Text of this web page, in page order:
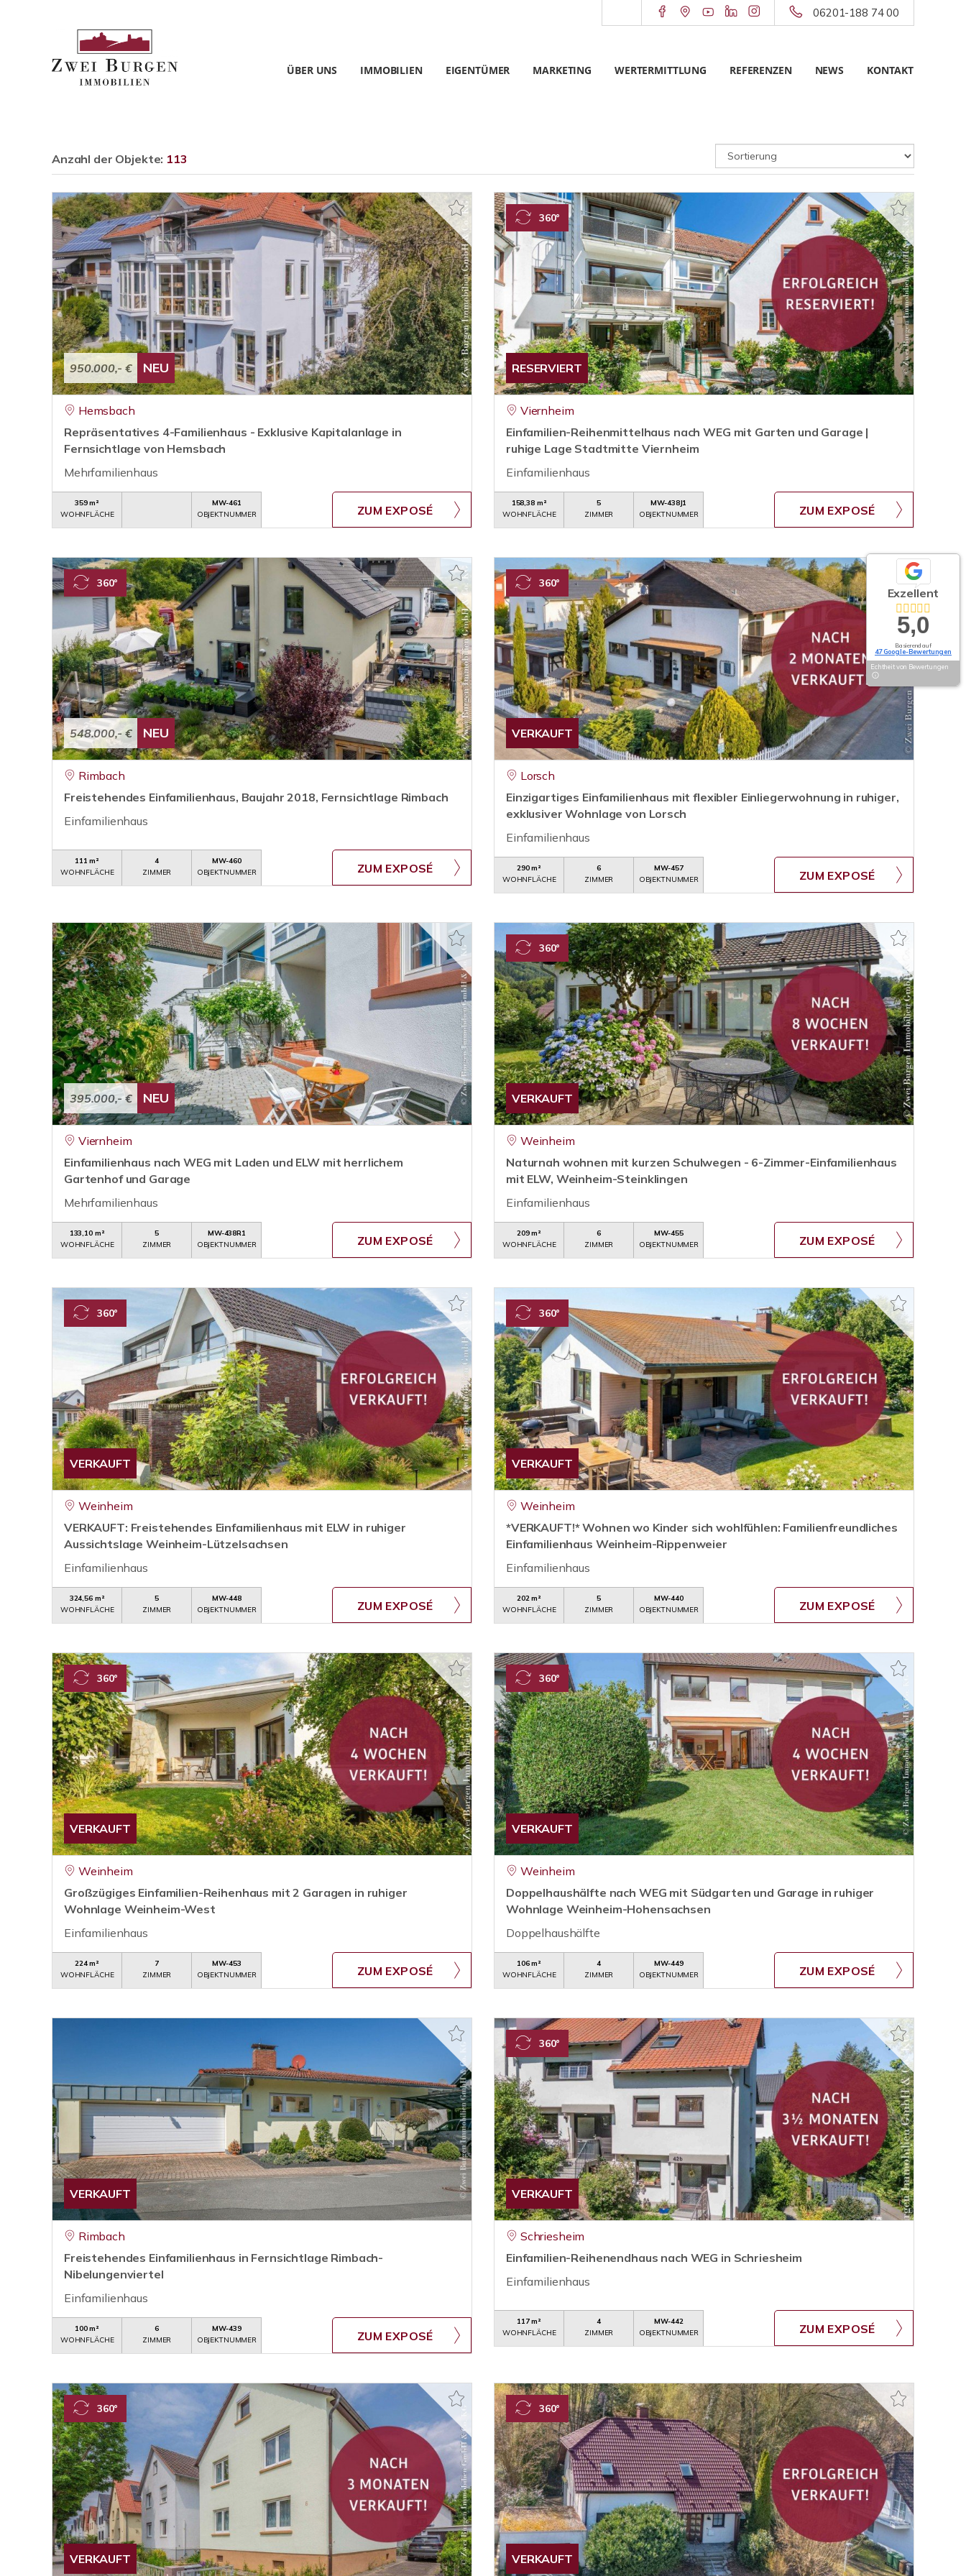
06201-188 74 00
ÜBER UNS IMMOBILIEN EIGENTÜMER MARKETING WERTERMITTLUNG REFERENZEN NEWS KONTAKT
Anzahl der Objekte: 113
950.000,- € NEU
Hemsbach
Repräsentatives 4-Familienhaus - Exklusive Kapitalanlage in
Fernsichtlage von Hemsbach
Mehrfamilienhaus
359 m²
WOHNFLÄCHE
MW-461
OBJEKTNUMMER
ZUM EXPOSÉ
RESERVIERT
360°
Viernheim
Einfamilien-Reihenmittelhaus nach WEG mit Garten und Garage |
ruhige Lage Stadtmitte Viernheim
Einfamilienhaus
158,38 m²
WOHNFLÄCHE
5
ZIMMER
MW-438J1
OBJEKTNUMMER
ZUM EXPOSÉ
548.000,- € NEU
360°
Rimbach
Freistehendes Einfamilienhaus, Baujahr 2018, Fernsichtlage Rimbach
Einfamilienhaus
111 m²
WOHNFLÄCHE
4
ZIMMER
MW-460
OBJEKTNUMMER
ZUM EXPOSÉ
VERKAUFT
360°
Lorsch
Einzigartiges Einfamilienhaus mit flexibler Einliegerwohnung in ruhiger,
exklusiver Wohnlage von Lorsch
Einfamilienhaus
290 m²
WOHNFLÄCHE
6
ZIMMER
MW-457
OBJEKTNUMMER
ZUM EXPOSÉ
395.000,- € NEU
Viernheim
Einfamilienhaus nach WEG mit Laden und ELW mit herrlichem
Gartenhof und Garage
Mehrfamilienhaus
133,10 m²
WOHNFLÄCHE
5
ZIMMER
MW-438R1
OBJEKTNUMMER
ZUM EXPOSÉ
VERKAUFT
360°
Weinheim
Naturnah wohnen mit kurzen Schulwegen - 6-Zimmer-Einfamilienhaus
mit ELW, Weinheim-Steinklingen
Einfamilienhaus
209 m²
WOHNFLÄCHE
6
ZIMMER
MW-455
OBJEKTNUMMER
ZUM EXPOSÉ
VERKAUFT
360°
Weinheim
VERKAUFT: Freistehendes Einfamilienhaus mit ELW in ruhiger
Aussichtslage Weinheim-Lützelsachsen
Einfamilienhaus
324,56 m²
WOHNFLÄCHE
5
ZIMMER
MW-448
OBJEKTNUMMER
ZUM EXPOSÉ
VERKAUFT
360°
Weinheim
*VERKAUFT!* Wohnen wo Kinder sich wohlfühlen: Familienfreundliches
Einfamilienhaus Weinheim-Rippenweier
Einfamilienhaus
202 m²
WOHNFLÄCHE
5
ZIMMER
MW-440
OBJEKTNUMMER
ZUM EXPOSÉ
VERKAUFT
360°
Weinheim
Großzügiges Einfamilien-Reihenhaus mit 2 Garagen in ruhiger
Wohnlage Weinheim-West
Einfamilienhaus
224 m²
WOHNFLÄCHE
7
ZIMMER
MW-453
OBJEKTNUMMER
ZUM EXPOSÉ
VERKAUFT
360°
Weinheim
Doppelhaushälfte nach WEG mit Südgarten und Garage in ruhiger
Wohnlage Weinheim-Hohensachsen
Doppelhaushälfte
106 m²
WOHNFLÄCHE
4
ZIMMER
MW-449
OBJEKTNUMMER
ZUM EXPOSÉ
VERKAUFT
Rimbach
Freistehendes Einfamilienhaus in Fernsichtlage Rimbach-
Nibelungenviertel
Einfamilienhaus
100 m²
WOHNFLÄCHE
6
ZIMMER
MW-439
OBJEKTNUMMER
ZUM EXPOSÉ
VERKAUFT
360°
Schriesheim
Einfamilien-Reihenendhaus nach WEG in Schriesheim
Einfamilienhaus
117 m²
WOHNFLÄCHE
4
ZIMMER
MW-442
OBJEKTNUMMER
ZUM EXPOSÉ
VERKAUFT
360°
VERKAUFT
360°
Exzellent
5,0
Basierend auf
47 Google-Bewertungen
Echtheit von Bewertungen